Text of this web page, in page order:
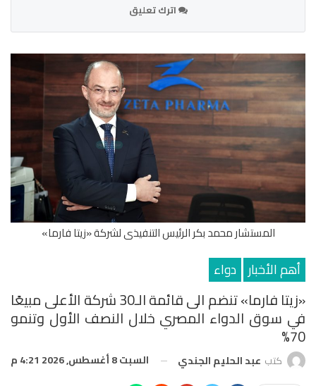
اترك تعليق
المستشار محمد بكر الرئيس التنفيذى لشركة «زيتا فارما»
أهم الأخبار دواء
«زيتا فارما» تنضم الى قائمة الـ30 شركة الأعلى مبيعًا
في سوق الدواء المصري خلال النصف الأول وتنمو
70%
كتب عبد الحليم الجندي السبت 8 أغسطس, 2026 4:21 م